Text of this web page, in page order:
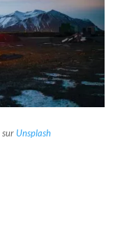
sur Unsplash